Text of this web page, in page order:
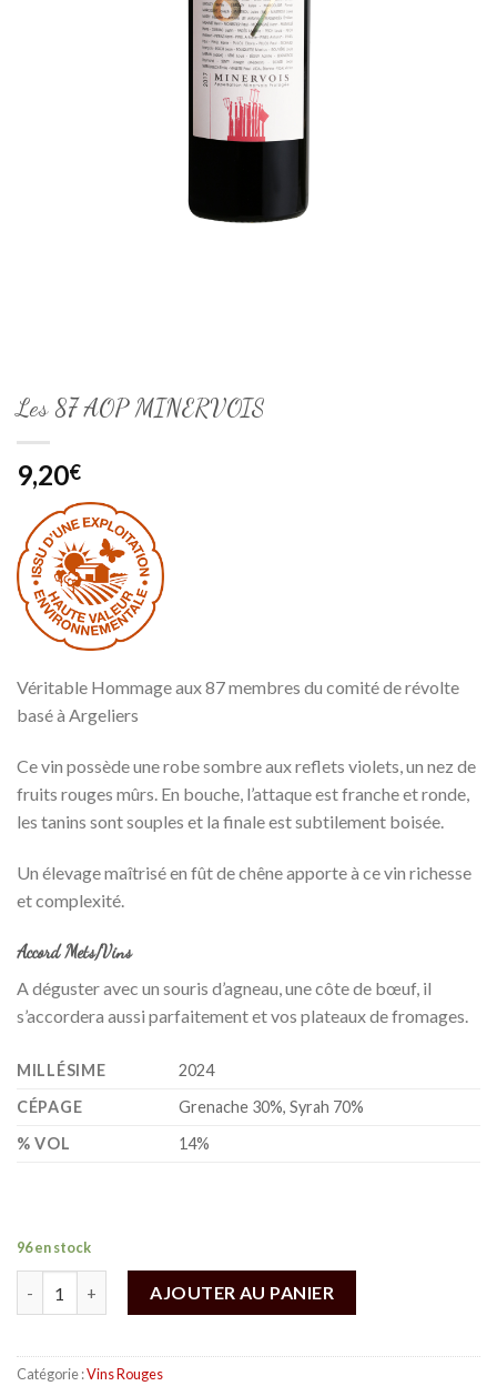
Les 87 AOP MINERVOIS
9,20€
Véritable Hommage aux 87 membres du comité de révolte
basé à Argeliers
Ce vin possède une robe sombre aux reflets violets, un nez de
fruits rouges mûrs. En bouche, l’attaque est franche et ronde,
les tanins sont souples et la finale est subtilement boisée.
Un élevage maîtrisé en fût de chêne apporte à ce vin richesse
et complexité.
Accord Mets/Vins
A déguster avec un souris d’agneau, une côte de bœuf, il
s’accordera aussi parfaitement et vos plateaux de fromages.
MILLÉSIME
2024
CÉPAGE
Grenache 30%, Syrah 70%
% VOL
14%
96 en stock
AJOUTER AU PANIER
Catégorie :Vins Rouges